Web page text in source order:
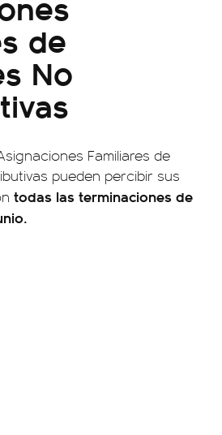
de
No
Familiares de
pueden percibir sus
todas las terminaciones de